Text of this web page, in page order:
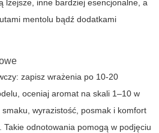
lżejsze, inne bardziej esencjonalne, a
mentolu bądź dodatkami
zapisz wrażenia po 10-20
oceniaj aromat na skali 1–10 w
wyrazistość, posmak i komfort
Takie odnotowania pomogą w podjęciu